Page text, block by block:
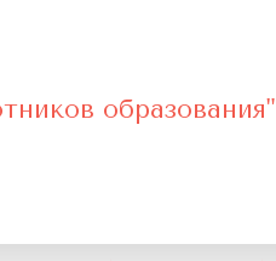
образования"